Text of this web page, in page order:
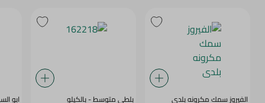
الفيروز سمك مكرونه بلدى بلطي متوسط - بالكيلو ابو